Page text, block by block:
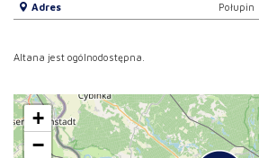
Adres Połupin
Altana jest ogólnodostępna.
+
−